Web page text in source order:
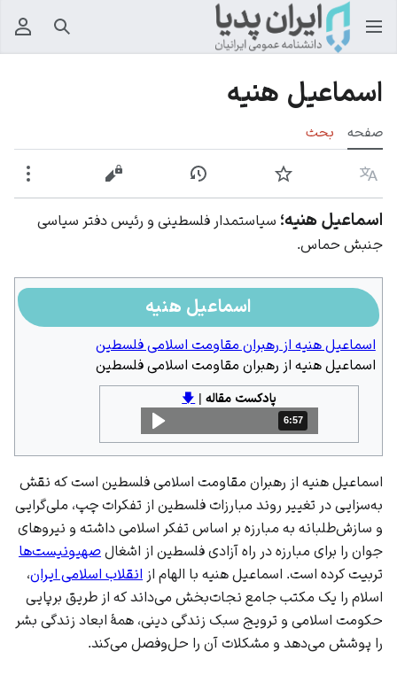
جستجو
اسماعیل هنیه
صفحه بحث
زبان پیگیری نمایش تاریخچهنمایش مبدأ
اسماعیل هنیه؛ سیاستمدار فلسطینی و رئیس دفتر سیاسی
جنبش حماس.
اسماعیل هنیه
اسماعیل هنیه از رهبران مقاومت اسلامی فلسطین
اسماعیل هنیه از رهبران مقاومت اسلامی فلسطین
پادکست مقاله|
🡇
مدت: 6 دقیقه و 57 ثانیه
6:57
اسماعیل هنیه از رهبران مقاومت اسلامی فلسطین است که نقش
به‌سزایی در تغییر روند مبارزات فلسطین از تفکرات چپ، ملی‌گرایی
و سازش‌طلبانه به مبارزه بر اساس تفکر اسلامی داشته و نیروهای
جوان را برای مبارزه در راه آزادی فلسطین از اشغال صهیونیست‌ها
تربیت کرده است. اسماعیل هنیه با الهام از انقلاب اسلامی ایران،
اسلام را یک مکتب جامع نجات‌بخش می‌داند که از طریق برپایی
حکومت اسلامی و ترویج سبک زندگی دینی، همهٔ ابعاد زندگی بشر
را پوشش می‌دهد و مشکلات آن را حل‌وفصل می‌کند.